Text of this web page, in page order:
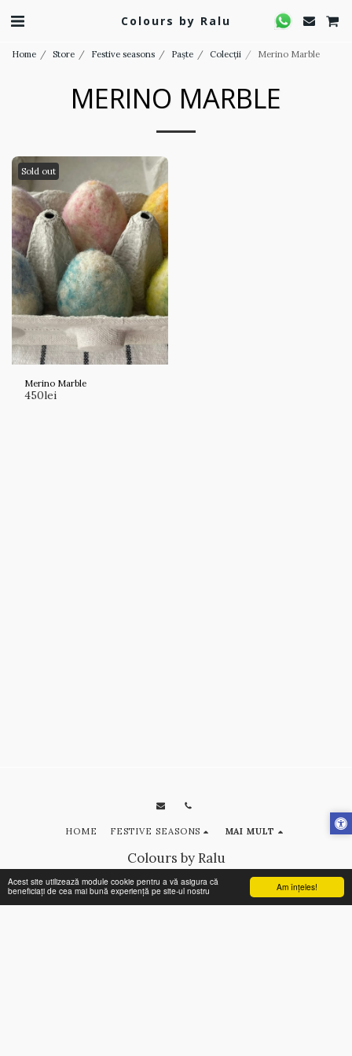
Am înţeles!
Acest site utilizează module cookie pentru a vă asigura că
beneficiați de cea mai bună experiență pe site-ul nostru
Colours by Ralu
Home Store Festive seasons Paște Colecții Merino Marble
MERINO MARBLE
Sold out
Merino Marble
450lei
Colours by Ralu
Terms|Privacy
HOME FESTIVE SEASONS MAI MULT